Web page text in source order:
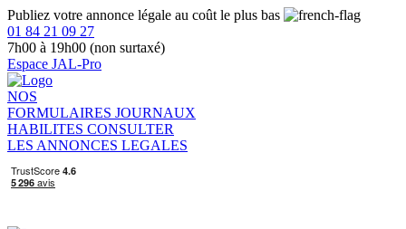
Publiez votre annonce légale au coût le plus bas
01 84 21 09 27
7h00 à 19h00 (non surtaxé)
Espace JAL-Pro
NOS
FORMULAIRES JOURNAUX
HABILITES CONSULTER
LES ANNONCES LEGALES